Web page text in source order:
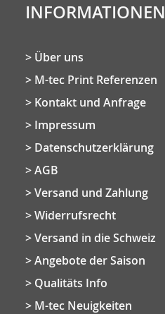
INFORMATIONEN
Über uns
M-tec Print Referenzen
Kontakt und Anfrage
Impressum
Datenschutzerklärung
AGB
Versand und Zahlung
Widerrufsrecht
Versand in die Schweiz
Angebote der Saison
Qualitäts Info
M-tec Neuigkeiten